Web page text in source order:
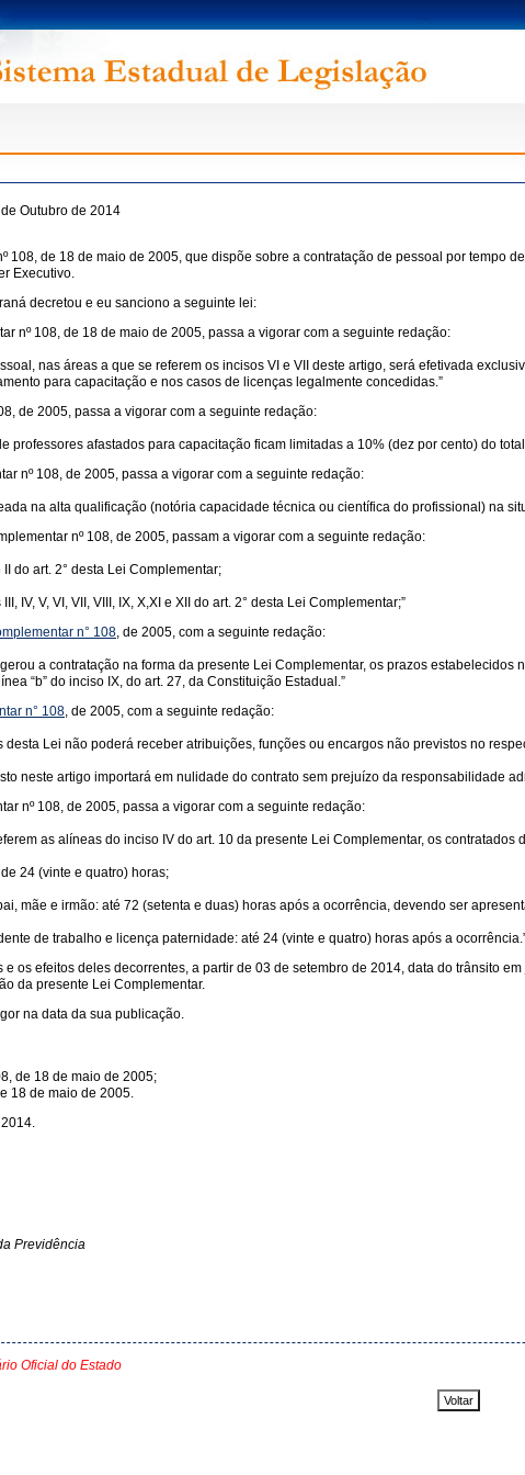
Outubro de 2014
108, de 18 de maio de 2005, que dispõe sobre a contratação de pessoal por
Executivo.
decretou e eu sanciono a seguinte lei:
nº 108, de 18 de maio de 2005, passa a vigorar com a seguinte redação:
nas áreas a que se referem os incisos VI e VII deste artigo, será efetivada
para capacitação e nos casos de licenças legalmente concedidas.”
de 2005, passa a vigorar com a seguinte redação:
professores afastados para capacitação ficam limitadas a 10% (dez por cento) do
nº 108, de 2005, passa a vigorar com a seguinte redação:
na alta qualificação (notória capacidade técnica ou científica do profissional) na
nº 108, de 2005, passam a vigorar com a seguinte redação:
do art. 2° desta Lei Complementar;
IV, V, VI, VII, VIII, IX, X,XI e XII do art. 2° desta Lei Complementar;”
n° 108, de 2005, com a seguinte redação:
a contratação na forma da presente Lei Complementar, os prazos
“b” do inciso IX, do art. 27, da Constituição Estadual.”
n° 108, de 2005, com a seguinte redação:
desta Lei não poderá receber atribuições, funções ou encargos não previstos no
neste artigo importará em nulidade do contrato sem prejuízo da responsabilidade
nº 108, de 2005, passa a vigorar com a seguinte redação:
as alíneas do inciso IV do art. 10 da presente Lei Complementar, os
24 (vinte e quatro) horas;
mãe e irmão: até 72 (setenta e duas) horas após a ocorrência, devendo ser
de trabalho e licença paternidade: até 24 (vinte e quatro) horas após a
e os efeitos deles decorrentes, a partir de 03 de setembro de 2014, data do trânsito
da presente Lei Complementar.
na data da sua publicação.
de 18 de maio de 2005;
18 de maio de 2005.
Previdência
Oficial do Estado